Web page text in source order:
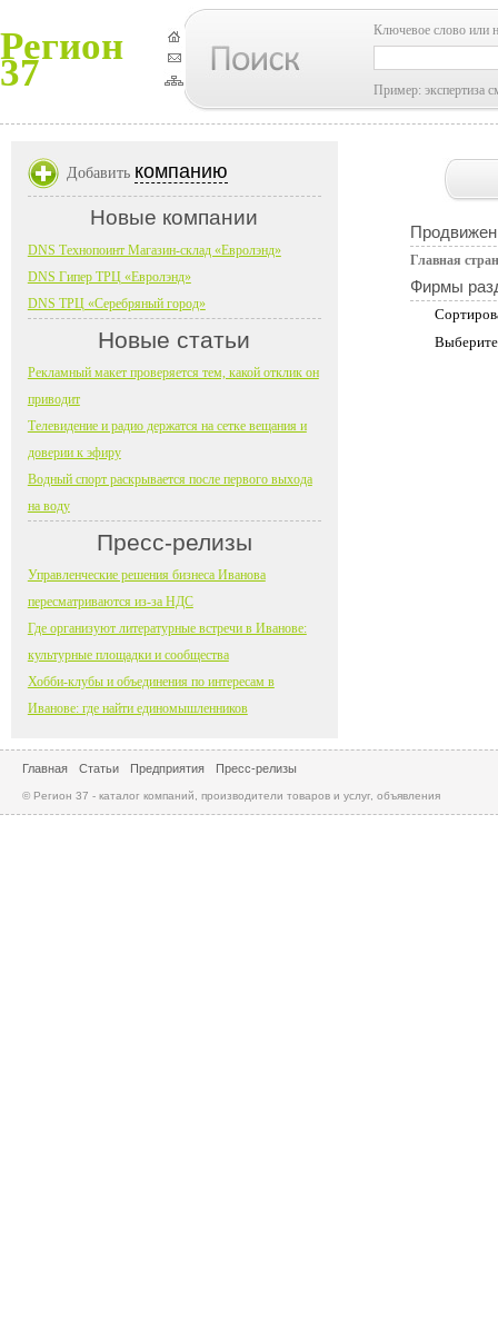
Регион
37
Ключевое слово или
Пример: экспертиза
Главная
Фирмы
Добавить компанию
Новые компании
DNS Технопоинт Магазин-склад «Евролэнд»
DNS Гипер ТРЦ «Евролэнд»
DNS ТРЦ «Серебряный город»
Новые статьи
Рекламный макет проверяется тем, какой отклик он
приводит
Телевидение и радио держатся на сетке вещания и
доверии к эфиру
Водный спорт раскрывается после первого выхода
на воду
Пресс-релизы
Управленческие решения бизнеса Иванова
пересматриваются из-за НДС
Где организуют литературные встречи в Иванове:
культурные площадки и сообщества
Хобби-клубы и объединения по интересам в
Иванове: где найти единомышленников
Главная Статьи Предприятия Пресс-релизы
© Регион 37 - каталог компаний, производители товаров и услуг, объявления